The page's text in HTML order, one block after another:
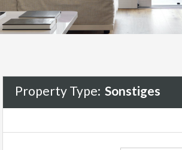
Property Type: Sonstiges